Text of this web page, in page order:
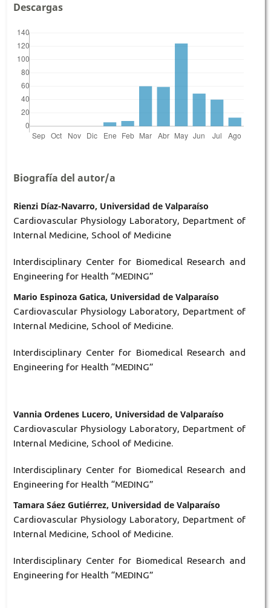
Descargas
Biografía del autor/a
Rienzi Díaz-Navarro, Universidad de Valparaíso
Cardiovascular Physiology Laboratory, Department of
Internal Medicine, School of Medicine
Interdisciplinary Center for Biomedical Research and
Engineering for Health “MEDING”
Mario Espinoza Gatica, Universidad de Valparaíso
Cardiovascular Physiology Laboratory, Department of
Internal Medicine, School of Medicine.
Interdisciplinary Center for Biomedical Research and
Engineering for Health “MEDING”
Vannia Ordenes Lucero, Universidad de Valparaíso
Cardiovascular Physiology Laboratory, Department of
Internal Medicine, School of Medicine.
Interdisciplinary Center for Biomedical Research and
Engineering for Health “MEDING”
Tamara Sáez Gutiérrez, Universidad de Valparaíso
Cardiovascular Physiology Laboratory, Department of
Internal Medicine, School of Medicine.
Interdisciplinary Center for Biomedical Research and
Engineering for Health “MEDING”